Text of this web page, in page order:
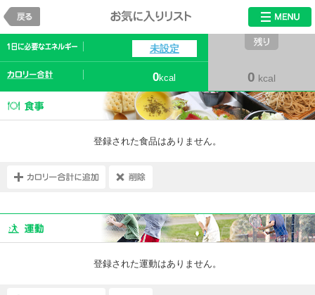
お気に入りリス
未設定
0kcal 0 kcal
登録された食品はありません。
登録された運動はありません。